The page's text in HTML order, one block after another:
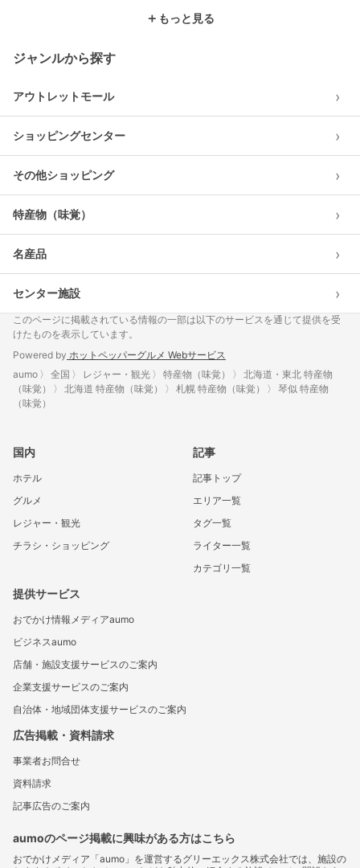
＋ もっと見る
ジャンルから探す
アウトレットモール ›
ショッピングセンター ›
その他ショッピング ›
特産物（味覚） ›
名産品 ›
センター施設 ›
このページに掲載されている情報の一部は以下のサービスを通じて提供を受
けたものを表示しています。
Powered by ホットペッパーグルメ Webサービス
aumo
全国 レジャー・観光 特産物（味覚）
北海道・東北 特産物
（味覚）
北海道 特産物（味覚） 札幌 特産物（味覚）
琴似 特産物
（味覚）
国内
ホテル
グルメ
レジャー・観光
チラシ・ショッピング
記事
記事トップ
エリア一覧
タグ一覧
ライター一覧
カテゴリ一覧
提供サービス
おでかけ情報メディアaumo
ビジネスaumo
店舗・施設支援サービスのご案内
企業支援サービスのご案内
自治体・地域団体支援サービスのご案内
広告掲載・資料請求
事業者お問合せ
資料請求
記事広告のご案内
aumoのページ掲載に興味がある方はこちら
おでかけメディア「aumo」を運営するグリーエックス株式会社では、施設の